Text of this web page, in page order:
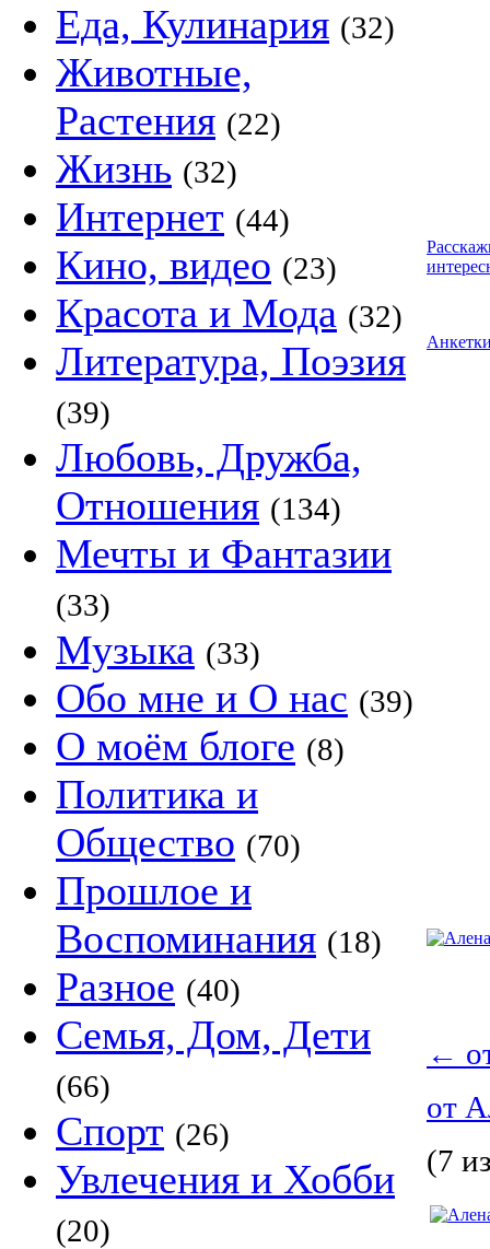
Еда, Кулинария (32)
Животные,
Растения (22)
Жизнь (32)
Интернет (44)
Кино, видео (23)
Красота и Мода (32)
Литература, Поэзия
(39)
Любовь, Дружба,
Отношения (134)
Мечты и Фантазии
(33)
Музыка (33)
Обо мне и О нас (39)
О моём блоге (8)
Политика и
Общество (70)
Прошлое и
Воспоминания (18)
Разное (40)
Семья, Дом, Дети
(66)
Спорт (26)
Увлечения и Хобби
(20)
←
от
(7